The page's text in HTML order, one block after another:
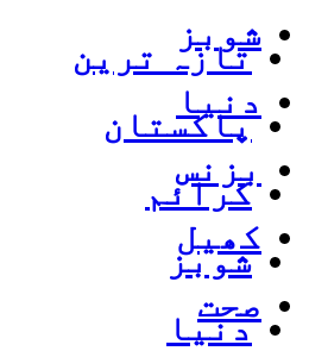
تازہ ترین
پاکستان
کرائم
شوبز
دنیا
شوبز
دنیا
بزنس
کھیل
صحت